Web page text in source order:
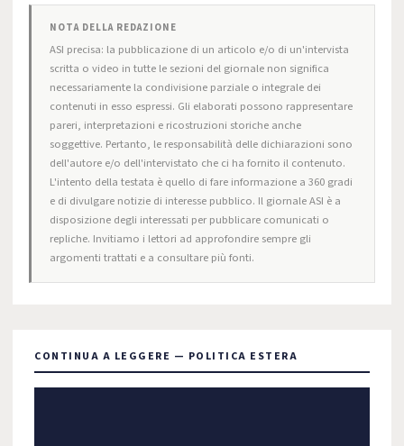
NOTA DELLA REDAZIONE
ASI precisa: la pubblicazione di un articolo e/o di un'intervista
scritta o video in tutte le sezioni del giornale non significa
necessariamente la condivisione parziale o integrale dei
contenuti in esso espressi. Gli elaborati possono rappresentare
pareri, interpretazioni e ricostruzioni storiche anche
soggettive. Pertanto, le responsabilità delle dichiarazioni sono
dell'autore e/o dell'intervistato che ci ha fornito il contenuto.
L'intento della testata è quello di fare informazione a 360 gradi
e di divulgare notizie di interesse pubblico. Il giornale ASI è a
disposizione degli interessati per pubblicare comunicati o
repliche. Invitiamo i lettori ad approfondire sempre gli
argomenti trattati e a consultare più fonti.
CONTINUA A LEGGERE — POLITICA ESTERA